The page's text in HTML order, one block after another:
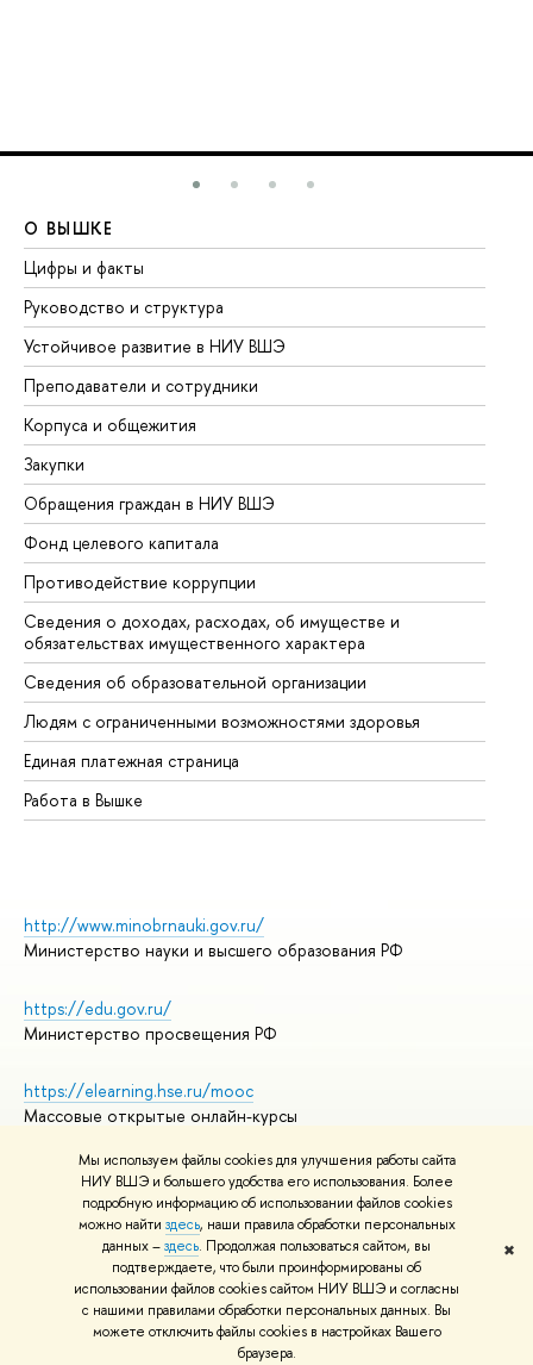
Мы используем файлы cookies для улучшения работы сайта
НИУ ВШЭ и большего удобства его использования. Более
подробную информацию об использовании файлов cookies
можно найти здесь, наши правила обработки персональных
данных –здесь. Продолжая пользоваться сайтом, вы
подтверждаете, что были проинформированы об
использовании файлов cookies сайтом НИУ ВШЭ и согласны
с нашими правилами обработки персональных данных. Вы
можете отключить файлы cookies в настройках Вашего
браузера.
✖
О ВЫШКЕ
Цифры и факты
Руководство и структура
Устойчивое развитие в НИУ ВШЭ
Преподаватели и сотрудники
Корпуса и общежития
Закупки
Обращения граждан в НИУ ВШЭ
Фонд целевого капитала
Противодействие коррупции
Сведения о доходах, расходах, об имуществе и
обязательствах имущественного характера
Сведения об образовательной организации
Людям с ограниченными возможностями здоровья
Единая платежная страница
Работа в Вышке
http://www.minobrnauki.gov.ru/
Министерство науки и высшего образования РФ
https://edu.gov.ru/
Министерство просвещения РФ
https://elearning.hse.ru/mooc
Массовые открытые онлайн-курсы
© НИУ ВШЭ 1993–2026
Адреса и контакты
Условия использования материалов
Политика конфиденциальности
Правила применения рекомендательных технологий в НИУ ВШЭ
Карта сайта